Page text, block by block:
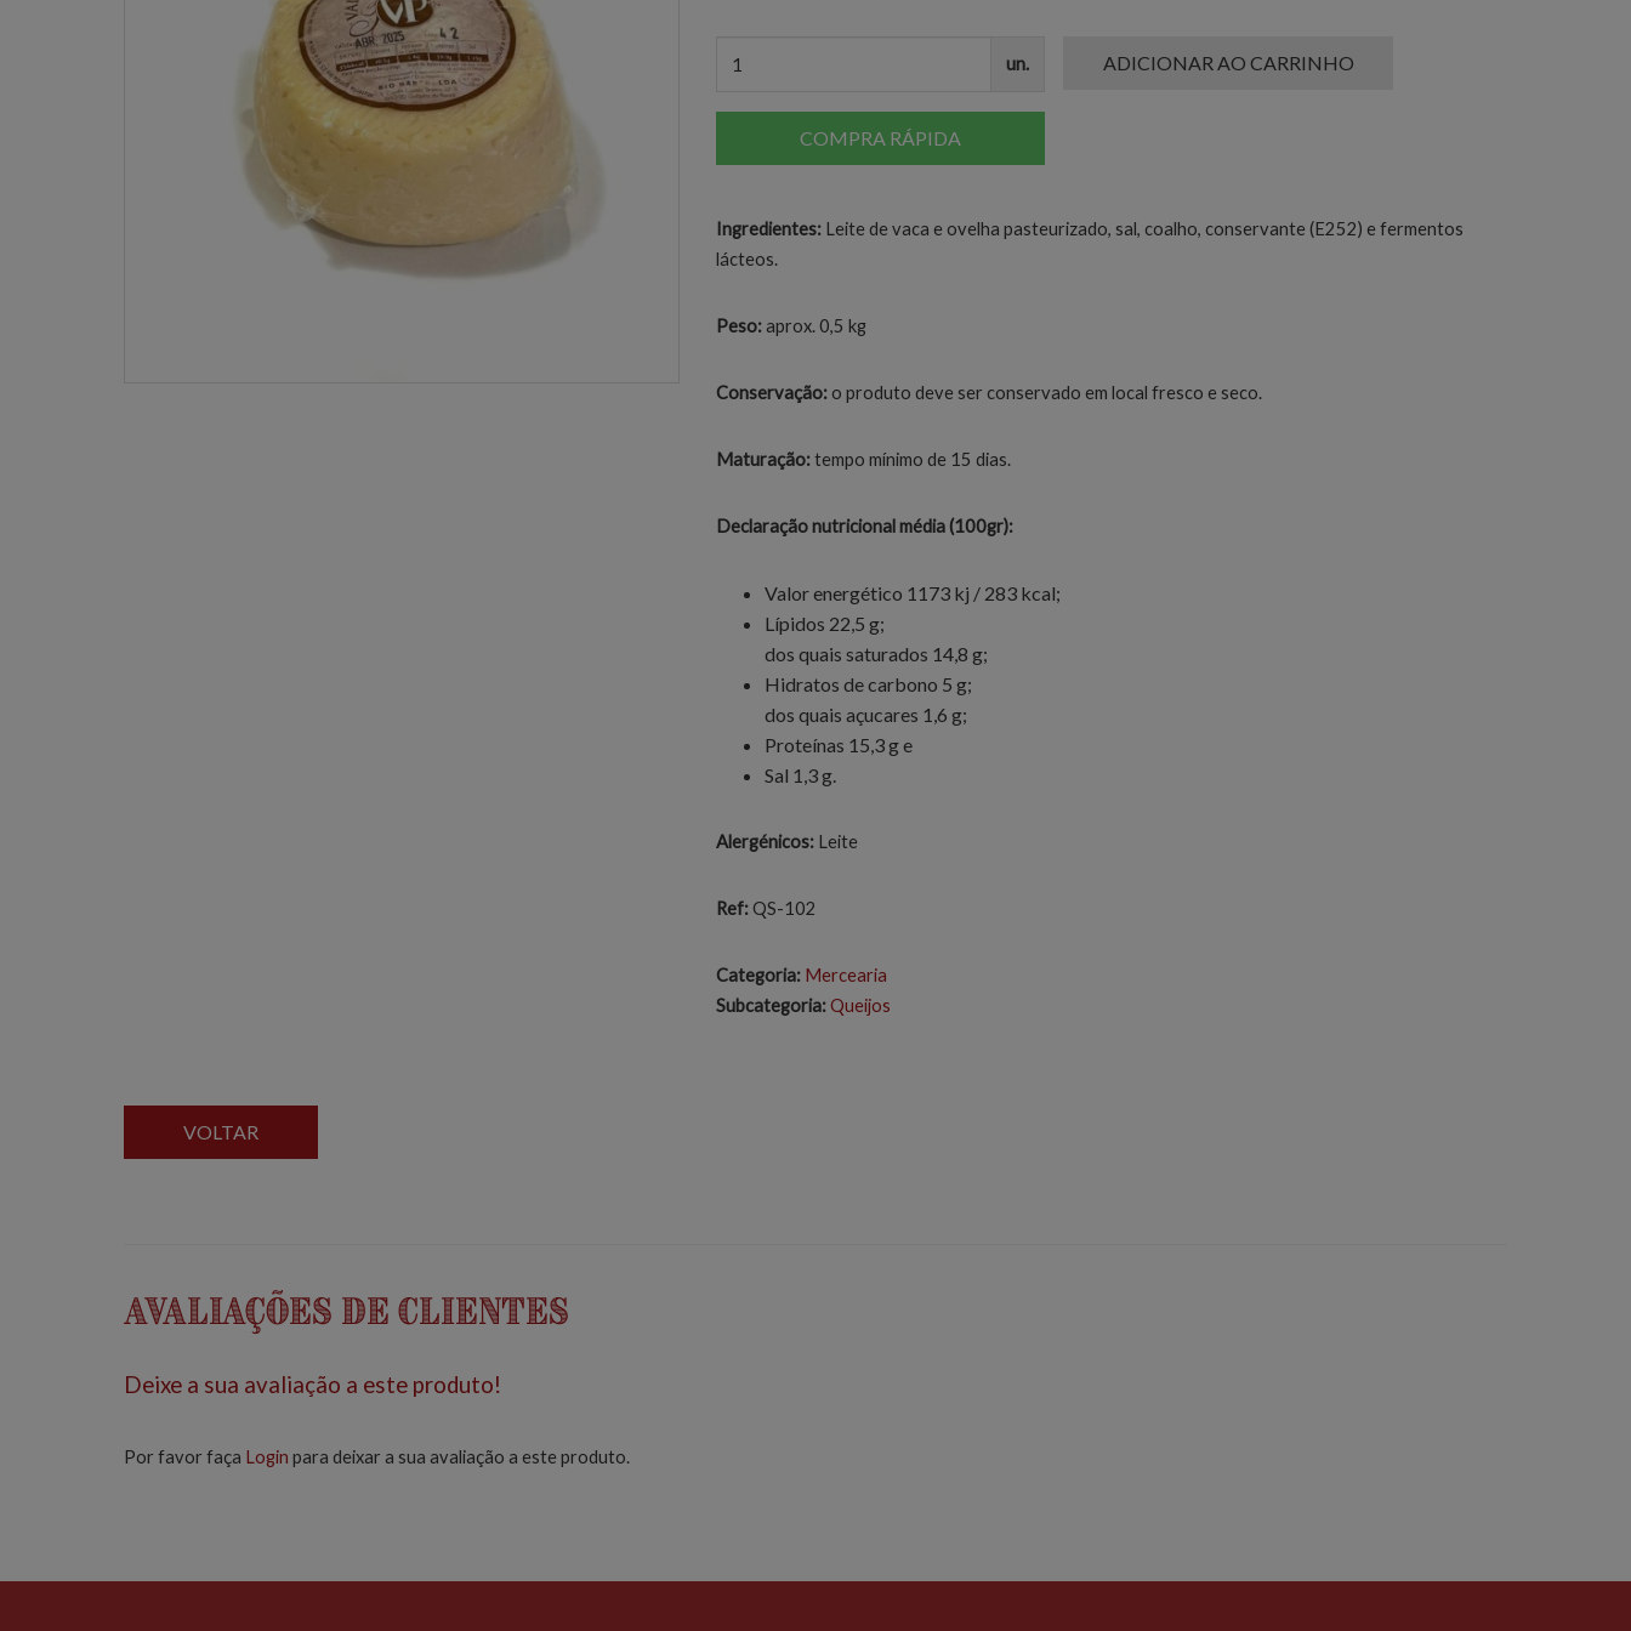
un. ADICIONAR AO CARRINHO
COMPRA RÁPIDA
Ingredientes: Leite de vaca e ovelha pasteurizado, sal, coalho, conservante (E252) e fermentos
lácteos.
Peso:aprox. 0,5 kg
Conservação: o produto deve ser conservado em local fresco e seco.
Maturação:tempo mínimo de 15 dias.
Declaração nutricional média (100gr):
Valor energético 1173 kj / 283 kcal;
Lípidos 22,5 g;
dos quais saturados 14,8 g;
Hidratos de carbono 5 g;
dos quais açucares 1,6 g;
Proteínas 15,3 g e
Sal 1,3 g.
Alergénicos: Leite
Ref:QS-102
Categoria: Mercearia
Subcategoria: Queijos
VOLTAR
Avaliações de Clientes
Deixe a sua avaliação a este produto!
Por favor faça Login para deixar a sua avaliação a este produto.